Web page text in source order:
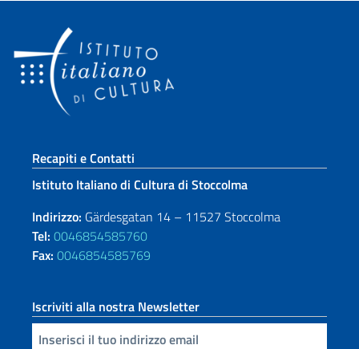
Sezione footer
Recapiti e Contatti
Istituto Italiano di Cultura di Stoccolma
Indirizzo: Gärdesgatan 14 – 11527 Stoccolma
Tel: 0046854585760
Fax: 0046854585769
Iscriviti alla nostra Newsletter
Inserisci la tua email